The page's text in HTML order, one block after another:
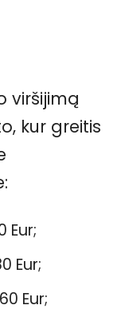
viršijimą
kur greitis
Eur;
Eur;
Eur;